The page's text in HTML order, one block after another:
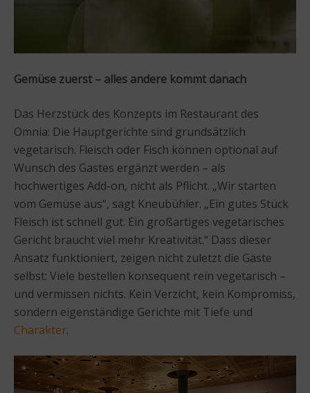
Gemüse zuerst – alles andere kommt danach
Das Herzstück des Konzepts im Restaurant des
Omnia: Die Hauptgerichte sind grundsätzlich
vegetarisch. Fleisch oder Fisch können optional auf
Wunsch des Gastes ergänzt werden – als
hochwertiges Add-on, nicht als Pflicht. „Wir starten
vom Gemüse aus“, sagt Kneubühler. „Ein gutes Stück
Fleisch ist schnell gut. Ein großartiges vegetarisches
Gericht braucht viel mehr Kreativität.“ Dass dieser
Ansatz funktioniert, zeigen nicht zuletzt die Gäste
selbst: Viele bestellen konsequent rein vegetarisch –
und vermissen nichts. Kein Verzicht, kein Kompromiss,
sondern eigenständige Gerichte mit Tiefe und
Charakter.